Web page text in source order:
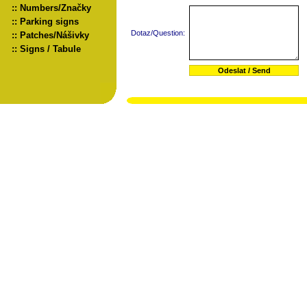
:: Numbers/Značky
:: Parking signs
:: Patches/Nášivky
:: Signs / Tabule
Dotaz/Question: